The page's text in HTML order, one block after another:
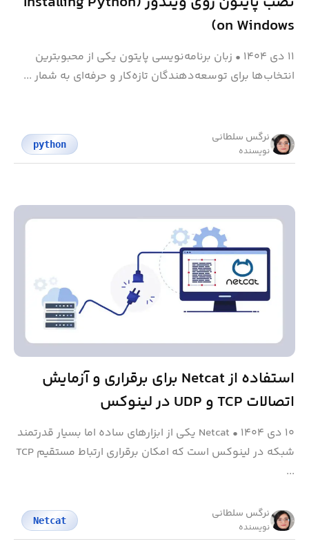
on Windows)
۱۱ دی ۱۴۰۴ •
زبان‌ برنامه‌نویسی پایتون یکی از محبوب‎ترین
انتخاب‌ها برای توسعه‌دهندگان تازه‌کار و حرفه‌ای به شمار ...
نرگس سلطانی
نویسنده
python
استفاده از Netcat برای برقراری و آزمایش
اتصالات TCP و UDP در لینوکس
۱۰ دی ۱۴۰۴ •
Netcat یکی از ابزارهای ساده اما بسیار قدرتمند
شبکه در لینوکس است که امکان برقراری ارتباط مستقیم TCP
...
نرگس سلطانی
نویسنده
Netcat